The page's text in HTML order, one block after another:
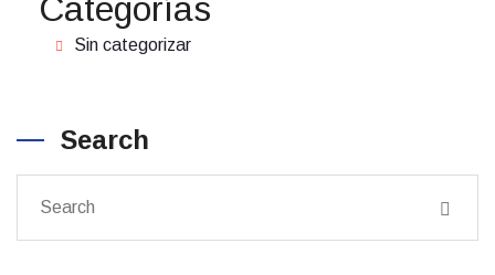
Categorías
Sin categorizar
Search